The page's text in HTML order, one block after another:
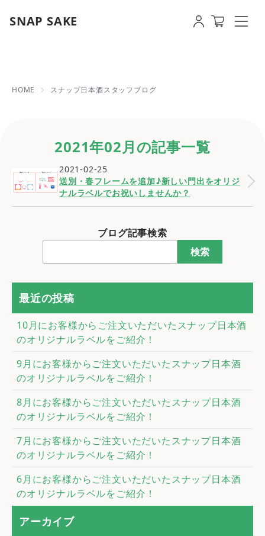
SNAP SAKE 2021年02月の記事一覧 | 【即日発送OK
HOME スナップ日本酒スタッフブログ
2021年02月の記事一覧
2021-02-25
送別・春フレームを追加♪新しい門出をオリジ
ナルラベルでお祝いしませんか？
ブログ記事検索
検索
最近の投稿
10月にお客様からご注文いただいたスナップ日本酒
のオリジナルラベルをご紹介！
9月にお客様からご注文いただいたスナップ日本酒
のオリジナルラベルをご紹介！
8月にお客様からご注文いただいたスナップ日本酒
のオリジナルラベルをご紹介！
7月にお客様からご注文いただいたスナップ日本酒
のオリジナルラベルをご紹介！
6月にお客様からご注文いただいたスナップ日本酒
のオリジナルラベルをご紹介！
アーカイブ